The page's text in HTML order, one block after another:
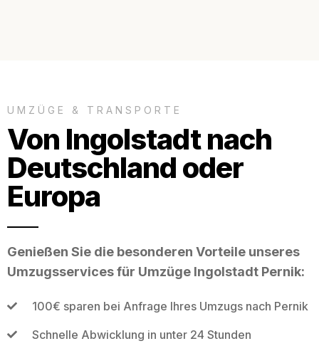
UMZÜGE & TRANSPORTE
Von Ingolstadt nach
Deutschland oder
Europa
Genießen Sie die besonderen Vorteile unseres
Umzugsservices für Umzüge Ingolstadt Pernik:
100€ sparen bei Anfrage Ihres Umzugs nach Pernik
Schnelle Abwicklung in unter 24 Stunden